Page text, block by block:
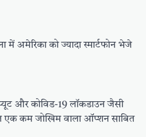
में अमेरिका को ज्यादा स्मार्टफोन भेजे
और कोविड-19 लॉकडाउन जैसी
एक कम जोखिम वाला ऑप्शन साबित